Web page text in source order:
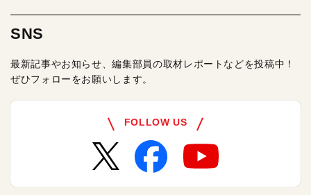
SNS
最新記事やお知らせ、編集部員の取材レポートなどを投稿中！
ぜひフォローをお願いします。
FOLLOW US